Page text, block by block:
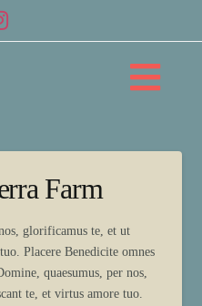
Farm
glorificamus te, et ut
Placere Benedicite omnes
quaesumus, per nos,
te, et virtus amore tuo.